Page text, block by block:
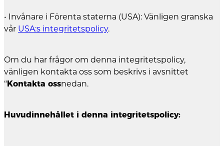
• Invånare i Förenta staterna (USA): Vänligen granska
vår USA:s integritetspolicy.
Om du har frågor om denna integritetspolicy,
vänligen kontakta oss som beskrivs i avsnittet
“Kontakta ossnedan.
Huvudinnehållet i denna integritetspolicy: